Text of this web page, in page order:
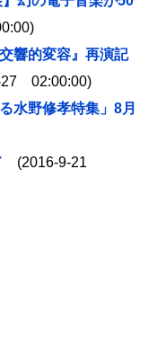
響的変容』再演記
02:00:00)
水野修孝特集」8月
(2016-9-21